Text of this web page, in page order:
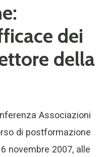
dei
della
Associazioni
di postformazione
novembre 2007, alle